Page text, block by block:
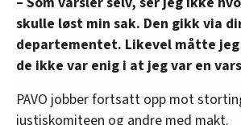
skulle løst min sak. Den gikk via
departementet. Likevel måtte
de ikke var enig i at jeg var en
PAVO jobber fortsatt opp mot
justiskomiteen og andre med makt.